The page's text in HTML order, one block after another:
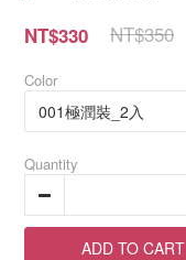
NT$350
NT$330
Color
Quantity
ADD TO CART